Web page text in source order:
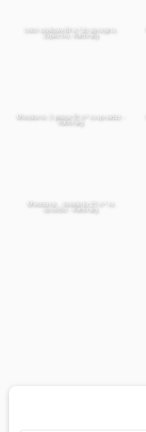
Lokal użytkowy 64 m² do wynajęcia,
Zapleczna, Kołobrzeg
Mieszkanie, 2 pokoje 50 m² na sprzedaż -
Kołobrzeg
Mieszkanie, , kawalerka 25 m² na
sprzedaż - Kołobrzeg